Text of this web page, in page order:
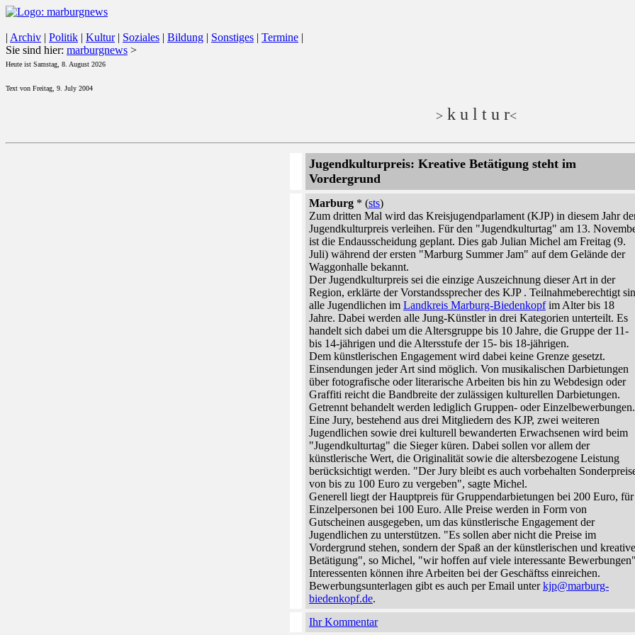
| Archiv | Politik | Kultur| Soziales | Bildung | Sonstiges | Termine |
Sie sind hier: marburgnews >
Heute ist Samstag, 8. August 2026
Text von Freitag, 9. July 2004
> k u l t u r<
Jugendkulturpreis: Kreative Betätigung steht im
Vordergrund
Marburg * (sts)
Zum dritten Mal wird das Kreisjugendparlament (KJP) in diesem Jahr
Jugendkulturpreis verleihen. Für den "Jugendkulturtag" am 13.
ist die Endausscheidung geplant. Dies gab Julian Michel am Freitag (9.
Juli) während der ersten "Marburg Summer Jam" auf dem Gelände der
Waggonhalle bekannt.
Der Jugendkulturpreis sei die einzige Auszeichnung dieser Art in der
Region, erklärte der Vorstandssprecher des KJP . Teilnahmeberechtigt
alle Jugendlichen im Landkreis Marburg-Biedenkopfim Alter bis 18
Jahre. Dabei werden alle Jung-Künstler in drei Kategorien unterteilt. Es
handelt sich dabei um die Altersgruppe bis 10 Jahre, die Gruppe der 11-
bis 14-jährigen und die Altersstufe der 15- bis 18-jährigen.
Dem künstlerischen Engagement wird dabei keine Grenze gesetzt.
Einsendungen jeder Art sind möglich. Von musikalischen Darbietungen
über fotografische oder literarische Arbeiten bis hin zu Webdesign oder
Graffiti reicht die Bandbreite der zulässigen kulturellen Darbietungen.
Getrennt behandelt werden lediglich Gruppen- oder Einzelbewerbungen.
Eine Jury, bestehend aus drei Mitgliedern des KJP, zwei weiteren
Jugendlichen sowie drei kulturell bewanderten Erwachsenen wird beim
"Jugendkulturtag" die Sieger küren. Dabei sollen vor allem der
künstlerische Wert, die Originalität sowie die altersbezogene Leistung
berücksichtigt werden. "Der Jury bleibt es auch vorbehalten
von bis zu 100 Euro zu vergeben", sagte Michel.
Generell liegt der Hauptpreis für Gruppendarbietungen bei 200 Euro, für
Einzelpersonen bei 100 Euro. Alle Preise werden in Form von
Gutscheinen ausgegeben, um das künstlerische Engagement der
Jugendlichen zu unterstützen. "Es sollen aber nicht die Preise im
Vordergrund stehen, sondern der Spaß an der künstlerischen und
Betätigung", so Michel, "wir hoffen auf viele interessante
Interessenten können ihre Arbeiten bei der Geschäftss einreichen.
Bewerbungsunterlagen gibt es auch per Email unterkjp@marburg-
biedenkopf.de.
Ihr Kommentar